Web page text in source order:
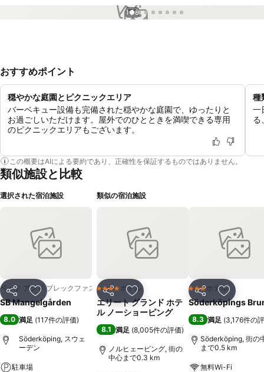
1 / 8
おすすめポイント
穏やかな庭園とピクニックエリア
バーベキュー設備も完備された穏やかな庭園で、ゆったりと
お過ごしいただけます。屋外でのひとときを満喫できる専用
のピクニックエリアもございます。
種
一
る
この概要はAIによる要約であり、正確性を保証するものではありません。
類似施設と比較
選択された宿泊施設
シェア お気に入りに追加
ベッド アンド ブレックファスト
SB Mangelgården
8.0 満足 (117件の評価)
Söderköping, スウェ
ーデン
駐車場
類似の宿泊施設
シェア お気に入りに追加
4 ホテルのランク
ホテル
エリート グランド ホテ
ル ノーショーピング
8.1 満足 (8,005件の評価)
ノルヒェーピング, 街の
中心まで0.3 km
シェア お気に入
3 ホテルのランク
ホテル
Söderköpings
8.3 満足 (3,176件の
Söderköping, 街の
まで0.5 km
無料Wi-Fi